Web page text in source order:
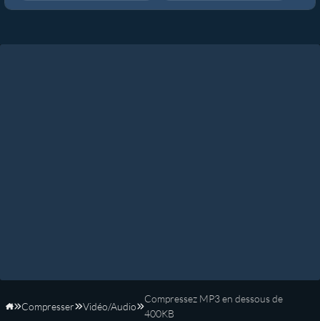
Accueil
Compresser Vidéo/Audio
Compressez MP3 en dessous de
400KB